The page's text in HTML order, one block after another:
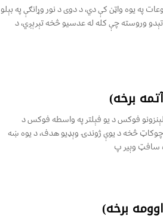
په يوه واټن کې دي، د دوی د نور وړانګې په بېلو
وروسته چې کله له عدسيو څخه تېرېږي، د
برخه)
فوکس د يو فېلتر په واسطه فوکس د
فوکس کولو لپاره وړانديزونه له DSLR چوکاټ څخه د يوې ژوندۍ وېډيو هدف، د يوه ښه
سافټ وېير پ
برخه)